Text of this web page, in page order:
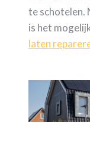
te schotelen.
is het
laten